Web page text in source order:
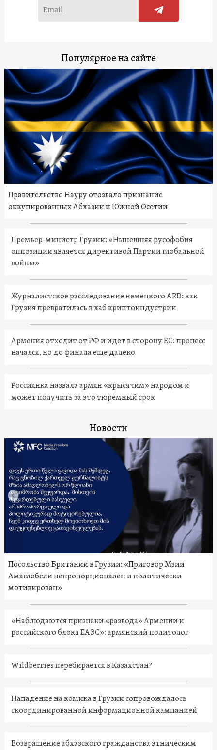
Популярное на сайте
Правительство Науру отозвало признание
оккупированных Абхазии и Южной Осетии
Премьер-министр Грузии: «Нынешняя русофобия
оппозиции является директивой Партии глобальной
войны»
Журналистское расследование немецкого ARD: как
Грузия превратилась в хаб криптоиндустрии
Армения отходит от РФ и идет в сторону ЕС: процесс
начался, но до финала еще далеко
Россиянка назвала армян «крысячим» народом и
может получить за это тюремный срок
Новости
Посольство Британии в Грузии: «Приговор Мзии
Амаглобели непропорционален и политически
мотивирован»
«Наблюдаются признаки «развода» Армении и
российского блока ЕАЭС»: армянский политолог
Wildberries перебирается в Казахстан?
Нападение на комика в Грузии сопровождалось
скоординированной информационной кампанией
Возвращение абхазского гражданства этническим